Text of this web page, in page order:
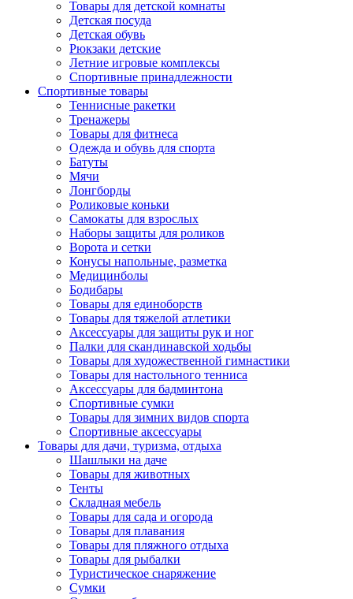
Товары для детской комнаты
Детская посуда
Детская обувь
Рюкзаки детские
Летние игровые комплексы
Спортивные принадлежности
Спортивные товары
Теннисные ракетки
Тренажеры
Товары для фитнеса
Одежда и обувь для спорта
Батуты
Мячи
Лонгборды
Роликовые коньки
Самокаты для взрослых
Наборы защиты для роликов
Ворота и сетки
Конусы напольные, разметка
Медицинболы
Бодибары
Товары для единоборств
Товары для тяжелой атлетики
Аксессуары для защиты рук и ног
Палки для скандинавской ходьбы
Товары для художественной гимнастики
Товары для настольного тенниса
Аксессуары для бадминтона
Спортивные сумки
Товары для зимних видов спорта
Спортивные аксессуары
Товары для дачи, туризма, отдыха
Шашлыки на даче
Товары для животных
Тенты
Складная мебель
Товары для сада и огорода
Товары для плавания
Товары для пляжного отдыха
Товары для рыбалки
Туристическое снаряжение
Сумки